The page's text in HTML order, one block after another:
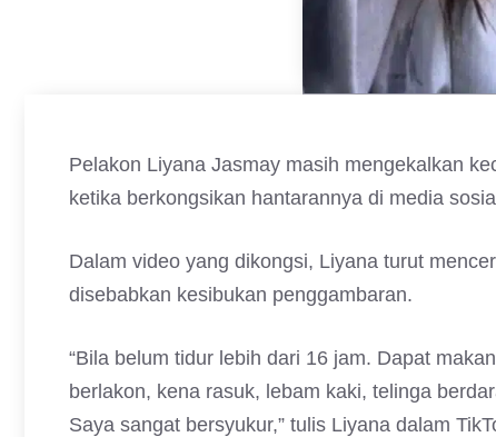
Pelakon Liyana Jasmay masih mengekalkan
ketika berkongsikan hantarannya di media
Dalam video yang dikongsi, Liyana turut
disebabkan kesibukan penggambaran.
“Bila belum tidur lebih dari 16 jam. Dapat
berlakon, kena rasuk, lebam kaki, telinga
Saya sangat bersyukur,” tulis Liyana dalam